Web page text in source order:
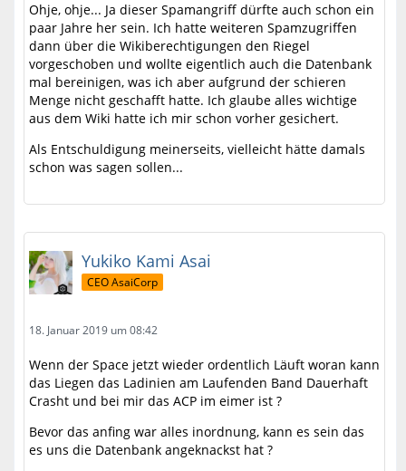
Ohje, ohje... Ja dieser Spamangriff dürfte auch schon ein
paar Jahre her sein. Ich hatte weiteren Spamzugriffen
dann über die Wikiberechtigungen den Riegel
vorgeschoben und wollte eigentlich auch die Datenbank
mal bereinigen, was ich aber aufgrund der schieren
Menge nicht geschafft hatte. Ich glaube alles wichtige
aus dem Wiki hatte ich mir schon vorher gesichert.
Als Entschuldigung meinerseits, vielleicht hätte damals
schon was sagen sollen...
Yukiko Kami Asai
CEO AsaiCorp
18. Januar 2019 um 08:42
Wenn der Space jetzt wieder ordentlich Läuft woran kann
das Liegen das Ladinien am Laufenden Band Dauerhaft
Crasht und bei mir das ACP im eimer ist ?
Bevor das anfing war alles inordnung, kann es sein das
es uns die Datenbank angeknackst hat ?